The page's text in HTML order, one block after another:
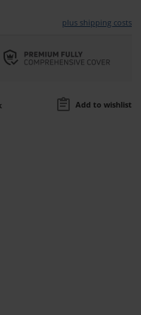
plus shipping costs
Add to wishlist